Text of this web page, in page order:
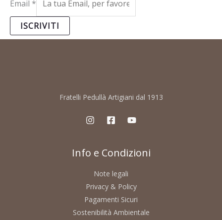
Email *
ISCRIVITI
Fratelli Pedullà Artigiani dal 1913
Info e Condizioni
Note legali
Privacy & Policy
Pagamenti Sicuri
Sostenibilità Ambientale